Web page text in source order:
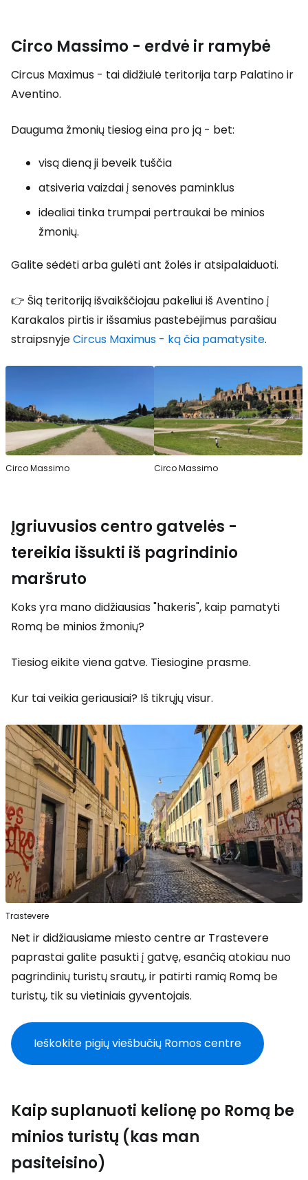
Circo Massimo - erdvė ir ramybė
Circus Maximus - tai didžiulė teritorija tarp Palatino ir
Aventino.
Dauguma žmonių tiesiog eina pro ją - bet:
visą dieną ji beveik tuščia
atsiveria vaizdai į senovės paminklus
idealiai tinka trumpai pertraukai be minios
žmonių.
Galite sėdėti arba gulėti ant žolės ir atsipalaiduoti.
👉 Šią teritoriją išvaikščiojau pakeliui iš Aventino į
Karakalos pirtis ir išsamius pastebėjimus parašiau
straipsnyjeCircus Maximus - ką čia pamatysite.
Circo Massimo Circo Massimo
Įgriuvusios centro gatvelės -
tereikia išsukti iš pagrindinio
maršruto
Koks yra mano didžiausias "hakeris", kaip pamatyti
Romą be minios žmonių?
Tiesiog eikite viena gatve. Tiesiogine prasme.
Kur tai veikia geriausiai? Iš tikrųjų visur.
Trastevere
Net ir didžiausiame miesto centre ar Trastevere
paprastai galite pasukti į gatvę, esančią atokiau nuo
pagrindinių turistų srautų, ir patirti ramią Romą be
turistų, tik su vietiniais gyventojais.
Ieškokite pigių viešbučių Romos centre
Kaip suplanuoti kelionę po Romą be
minios turistų (kas man
pasiteisino)